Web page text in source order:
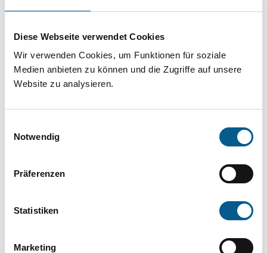
Diese Webseite verwendet Cookies
Wir verwenden Cookies, um Funktionen für soziale
Medien anbieten zu können und die Zugriffe auf unsere
Website zu analysieren.
Notwendig
Präferenzen
Statistiken
Marketing
direkt über unsere Fördermitteldatenbank und
Stiftungsdatenbank recherchieren. Bei der
Suche bitte die Groß- und Kleinschreibung
beachten.
Bitte Suchbegriff eingeben. Ergebnisse
können durch die Wahl von Bereichen oder
Suchen